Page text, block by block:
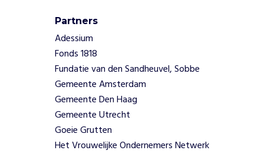
Partners
Adessium
Fonds 1818
Fundatie van den Sandheuvel, Sobbe
Gemeente Amsterdam
Gemeente Den Haag
Gemeente Utrecht
Goeie Grutten
Het Vrouwelijke Ondernemers Netwerk